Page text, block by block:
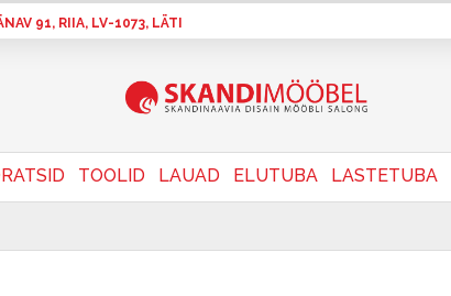
91, RIIA, LV-1073, LÄTI
TOOLID LAUAD ELUTUBA LASTETUBA